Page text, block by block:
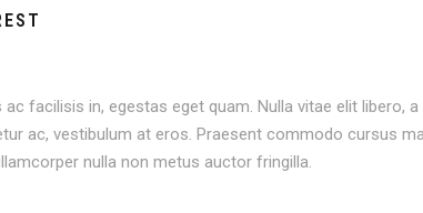
facilisis in, egestas eget quam. Nulla vitae elit libero,
ac, vestibulum at eros. Praesent commodo cursus
nulla non metus auctor fringilla.